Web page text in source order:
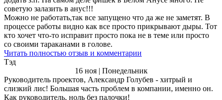
советую залазить в анус!!!
Можно не работать,так все запущено что да же не заметят. В
процессе работы видно как все просто прикрывают дыры. Тот
кто хочет что-то исправит просто пока не в теме или просто
со своими тараканами в голове.
Читать полностью отзыв и комментарии
Тэд
16 ноя | Понедельник
Руководитель проектов, Александр Голубев - хитрый и
слизкий лис! Большая часть проблем в компании, именно он.
Как руководитель, ноль без палочки!